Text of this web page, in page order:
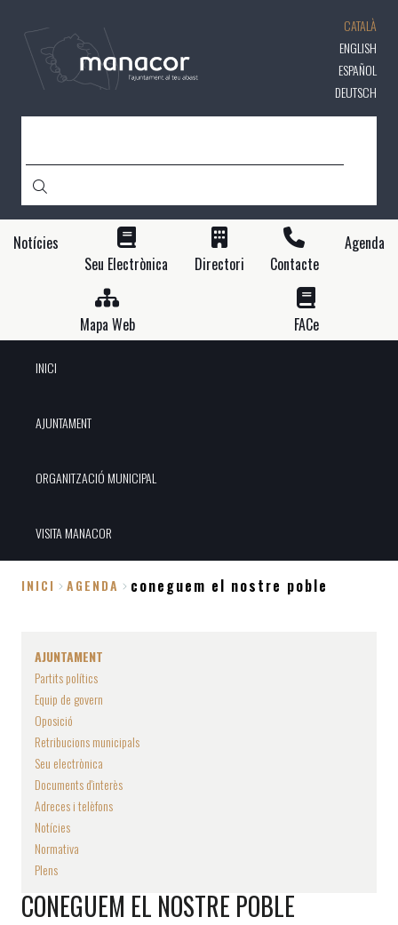
contingut
CATALÀ
ENGLISH
ESPAÑOL
DEUTSCH
Notícies
Seu Electrònica
Directori Contacte
Agenda
Mapa Web FACe
INICI
AJUNTAMENT
ORGANITZACIÓ MUNICIPAL
VISITA MANACOR
INICI AGENDA coneguem el nostre poble
AJUNTAMENT
Partits polítics
Equip de govern
Oposició
Retribucions municipals
Seu electrònica
Documents d'interès
Adreces i telèfons
Notícies
Normativa
Plens
CONEGUEM EL NOSTRE POBLE